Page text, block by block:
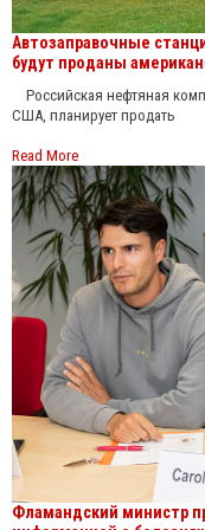
Автозаправочные
будут проданы
Российская нефтяная
США, планирует продать
Read More
Фламандский министр